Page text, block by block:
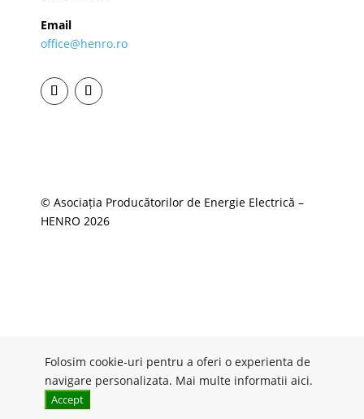
Email
office@henro.ro
© Asociația Producătorilor de Energie Electrică –
HENRO 2026
Folosim cookie-uri pentru a oferi o experienta de
navigare personalizata. Mai multe informatii aici.
Accept